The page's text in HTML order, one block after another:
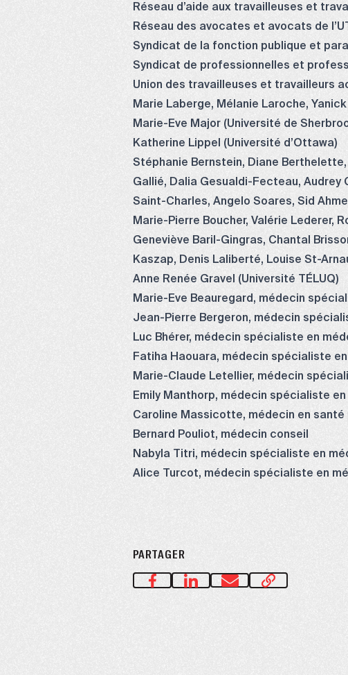
Réseau d’aide aux travailleuses et
Réseau des avocates et avocats de
Syndicat de la fonction publique et
Syndicat de professionnelles et
Union des travailleuses et travailleurs
Marie Laberge, Mélanie Laroche,
Marie-Eve Major (Université de
Katherine Lippel (Université d’Ottawa)
Stéphanie Bernstein, Diane
Gallié, Dalia Gesualdi-Fecteau, Audrey
Saint-Charles, Angelo Soares, Sid
Marie-Pierre Boucher, Valérie Lederer,
Geneviève Baril-Gingras, Chantal
Kaszap, Denis Laliberté, Louise St-
Anne Renée Gravel (Université TÉLUQ)
Marie-Eve Beauregard, médecin
Jean-Pierre Bergeron, médecin
Luc Bhérer, médecin spécialiste en
Fatiha Haouara, médecin spécialiste
Marie-Claude Letellier, médecin
Emily Manthorp, médecin spécialiste
Caroline Massicotte, médecin en
Bernard Pouliot, médecin conseil
Nabyla Titri, médecin spécialiste en
Alice Turcot, médecin spécialiste en
PARTAGER